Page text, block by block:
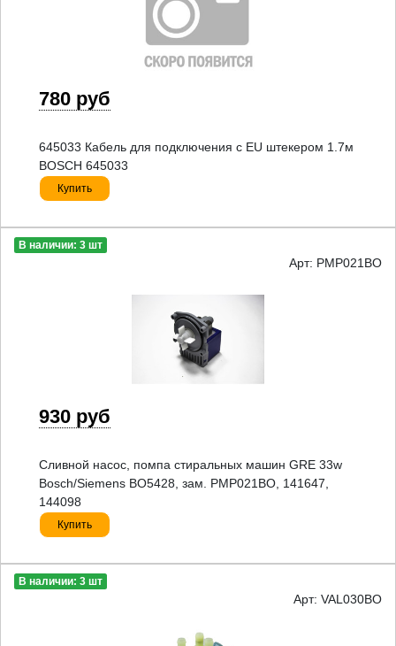
780 руб
645033 Кабель для подключения с EU штекером 1.7м
BOSCH 645033
Купить
В наличии: 3 шт
Арт: PMP021BO
930 руб
Сливной насос, помпа стиральных машин GRE 33w
Bosch/Siemens BO5428, зам. PMP021BO, 141647,
144098
Купить
В наличии: 3 шт
Арт: VAL030BO